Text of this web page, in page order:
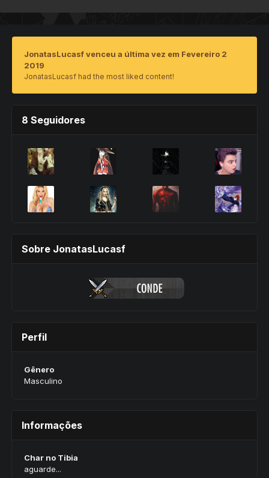
JonatasLucasf venceu a última vez em Fevereiro 2
2019
JonatasLucasf had the most liked content!
8 Seguidores
Sobre JonatasLucasf
Perfil
Gênero
Masculino
Informações
Char no Tibia
aguarde...